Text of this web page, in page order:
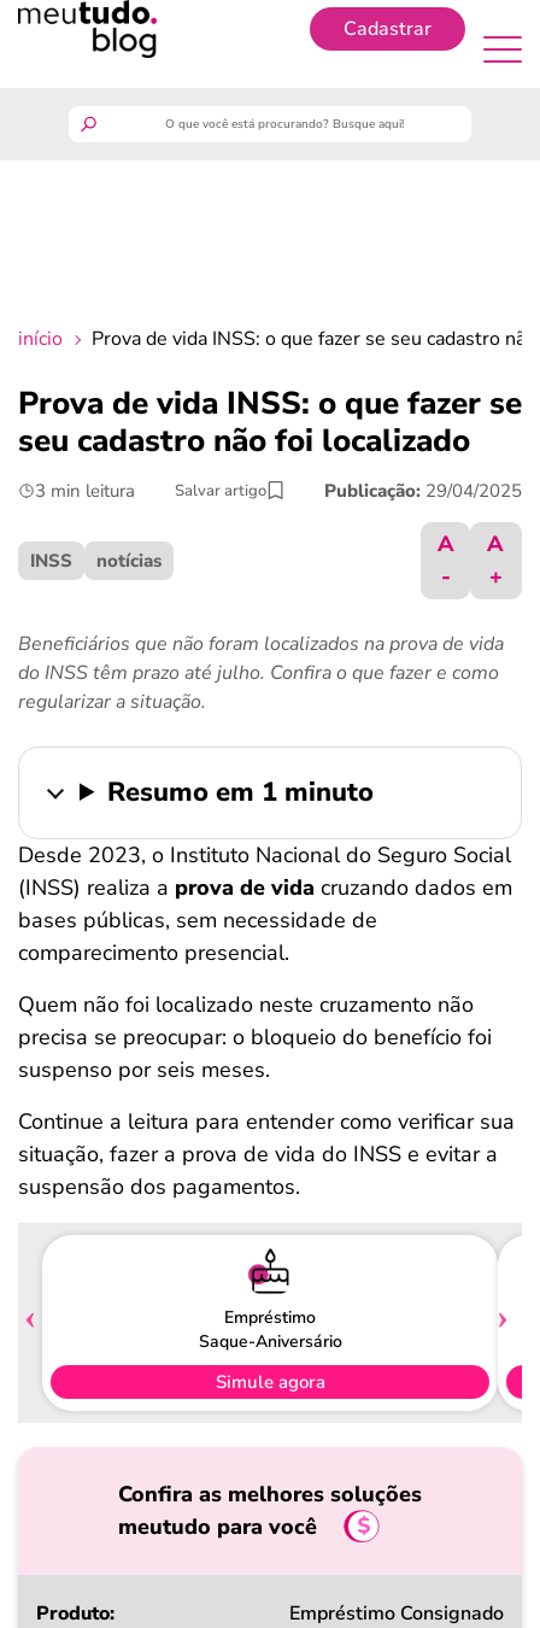
Cadastrar
crédito fácil
últimas notícias
ferramentas
início Prova de vida INSS: o que fazer se seu cadastro
Prova de vida INSS: o que fazer se
seu cadastro não foi localizado
3 min leitura Salvar artigo Publicação: 29/04/2025
INSS notícias
A
-
A
+
Beneficiários que não foram localizados na prova de vida
do INSS têm prazo até julho. Confira o que fazer e como
regularizar a situação.
Resumo em 1 minuto
Desde 2023, o Instituto Nacional do Seguro Social
(INSS) realiza a prova de vida cruzando dados em
bases públicas, sem necessidade de
comparecimento presencial.
Quem não foi localizado neste cruzamento não
precisa se preocupar: o bloqueio do benefício foi
suspenso por seis meses.
Continue a leitura para entender como verificar sua
situação, fazer a prova de vida do INSS e evitar a
suspensão dos pagamentos.
Empréstimo
Saque-Aniversário
Simule agora
Confira as melhores soluções
meutudo para você
Produto
Empréstimo Consignado